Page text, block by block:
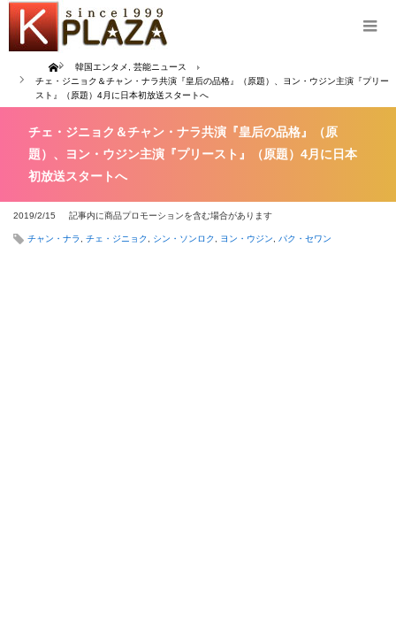
Home 韓国エンタメ
芸能ニュース
チェ・ジニョク＆チャン・ナラ共演『皇后の品格』（原題）、ヨン・ウジン主演『プリー
スト』（原題）4月に日本初放送スタートへ
チェ・ジニョク＆チャン・ナラ共演『皇后の品格』（原
題）、ヨン・ウジン主演『プリースト』（原題）4月に日本
初放送スタートへ
2019/2/15 記事内に商品プロモーションを含む場合があります
チャン・ナラ チェ・ジニョク シン・ソンロク ヨン・ウジン パク・セワン